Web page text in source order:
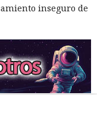
inseguro de